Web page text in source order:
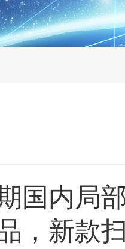
国内局
，新款